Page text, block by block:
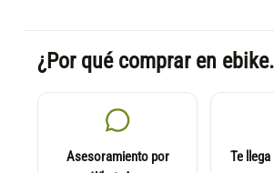
¿Por qué comprar en
Asesoramiento por
Te llega